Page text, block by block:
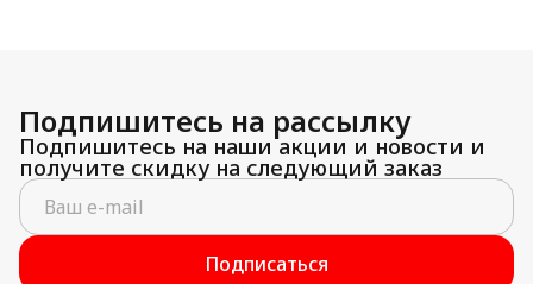
Подпишитесь на рассылку
Подпишитесь на наши акции и новости и
получите скидку на следующий заказ
Подписаться